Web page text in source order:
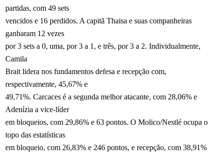
partidas, com 49 sets
vencidos e 16 perdidos. A capitã Thaisa e suas companheiras
ganharam 12 vezes
por 3 sets a 0, uma, por 3 a 1, e três, por 3 a 2. Individualmente,
Camila
Brait lidera nos fundamentos defesa e recepção com,
respectivamente, 45,67% e
49,71%. Carcaces é a segunda melhor atacante, com 28,06% e
Adenízia a vice-líder
em bloqueios, com 29,86% e 63 pontos. O Molico/Nestlé ocupa o
topo das estatísticas
em bloqueio, com 26,83% e 246 pontos, e recepção, com 38,91%